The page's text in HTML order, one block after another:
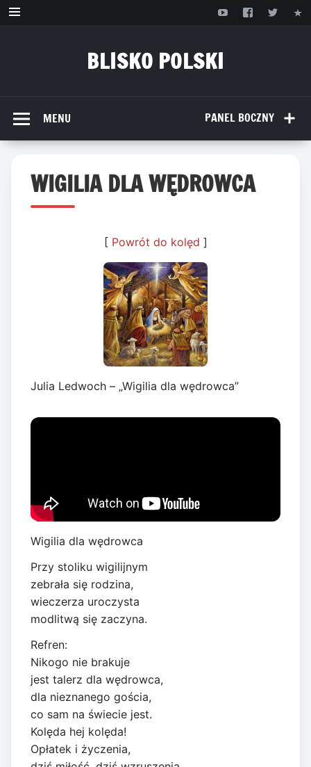
Przejdź
BLISKO POLSKI
PANEL BOCZNY
MENU
WIGILIA DLA WĘDROWCA
[ Powrót do kolęd ]
Julia Ledwoch – „Wigilia dla wędrowca”
Wigilia dla wędrowca
Przy stoliku wigilijnym
zebrała się rodzina,
wieczerza uroczysta
modlitwą się zaczyna.
Refren:
Nikogo nie brakuje
jest talerz dla wędrowca,
dla nieznanego gościa,
co sam na świecie jest.
Kolęda hej kolęda!
Opłatek i życzenia,